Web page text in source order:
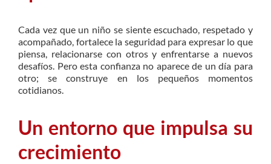
Cada vez que un niño se siente escuchado, respetado y
acompañado, fortalece la seguridad para expresar lo que
piensa, relacionarse con otros y enfrentarse a nuevos
desafíos. Pero esta confianza no aparece de un día para
otro; se construye en los pequeños momentos
cotidianos.
Un entorno que impulsa su
crecimiento